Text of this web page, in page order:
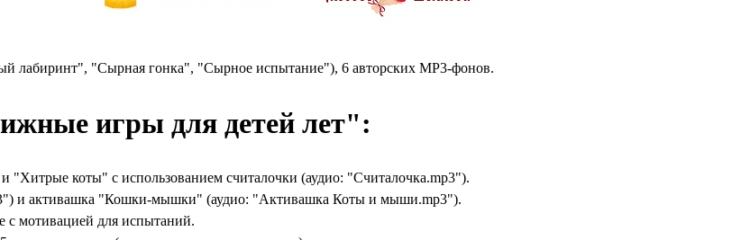
лабиринт", "Сырная гонка", "Сырное испытание"), 6 авторских MP3-фонов.
игры для детей лет":
коты" с использованием считалочки (аудио: "Считалочка.mp3").
и активашка "Кошки-мышки" (аудио: "Активашка Коты и мыши.mp3").
мотивацией для испытаний.